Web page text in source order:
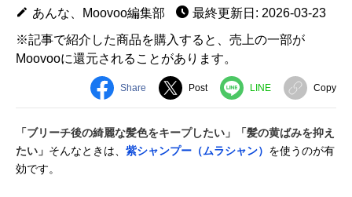
あんな、Moovoo編集部
最終更新日: 2026-03-23
※記事で紹介した商品を購入すると、売上の一部が
Moovooに還元されることがあります。
Share Post LINE Copy
「ブリーチ後の綺麗な髪色をキープしたい」「髪の黄ばみを抑え
たい」 そんなときは、 紫シャンプー（ムラシャン） を使うのが有
効です。